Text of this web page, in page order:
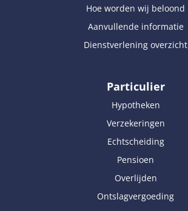
Hoe worden wij beloond
Aanvullende informatie
Dienstverlening overzicht
Particulier
Hypotheken
Verzekeringen
Echtscheiding
Pensioen
Overlijden
Ontslagvergoeding